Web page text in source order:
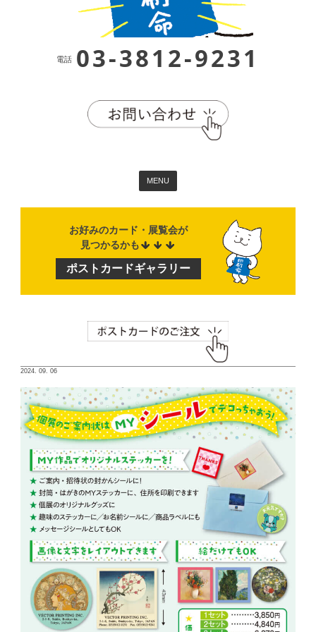
電話 03-3812-9231
MENU
お好みのカード・展覧会が
見つかるかも
ポストカードギャラリー
2024. 09. 06